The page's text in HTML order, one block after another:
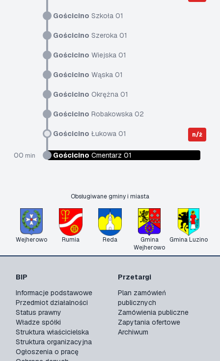
Gościcino Szkoła 01
Gościcino Szeroka 01
Gościcino Wiejska 01
Gościcino Wąska 01
Gościcino Okrężna 01
Gościcino Robakowska 02
Gościcino Łukowa 01 n/ż
00 min Gościcino Cmentarz 01
Obsługiwane gminy i miasta
Wejherowo Rumia Reda
Gmina
Wejherowo
Gmina Luzino
BIP
Informacje podstawowe
Przedmiot działalności
Status prawny
Władze spółki
Struktura właścicielska
Struktura organizacyjna
Ogłoszenia o pracę
Przetargi
Plan zamówień
publicznych
Zamówienia publiczne
Zapytania ofertowe
Archiwum